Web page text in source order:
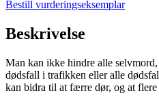
Bestill vurderingseksemplar
Beskrivelse
Man kan ikke hindre alle
dødsfall i trafikken eller alle
kan bidra til at færre dør, og at